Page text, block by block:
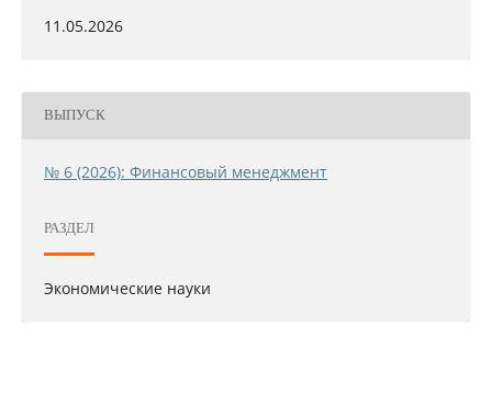
11.05.2026
ВЫПУСК
№ 6 (2026): Финансовый менеджмент
РАЗДЕЛ
Экономические науки